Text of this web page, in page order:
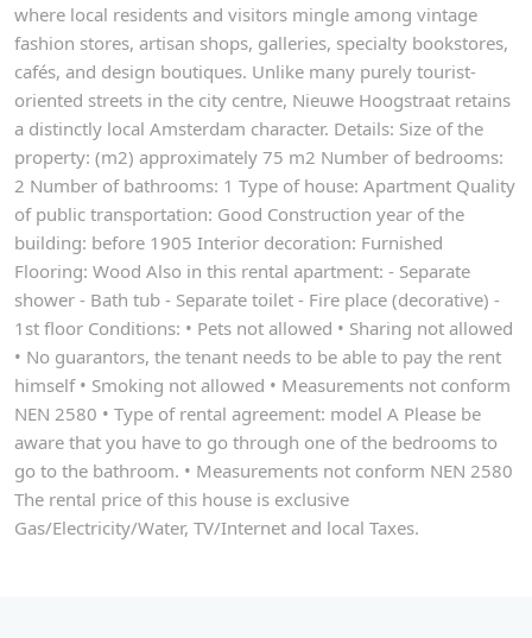
where local residents and visitors mingle among vintage
fashion stores, artisan shops, galleries, specialty bookstores,
cafés, and design boutiques. Unlike many purely tourist-
oriented streets in the city centre, Nieuwe Hoogstraat retains
a distinctly local Amsterdam character. Details: Size of the
property: (m2) approximately 75 m2 Number of bedrooms:
2 Number of bathrooms: 1 Type of house: Apartment Quality
of public transportation: Good Construction year of the
building: before 1905 Interior decoration: Furnished
Flooring: Wood Also in this rental apartment: - Separate
shower - Bath tub - Separate toilet - Fire place (decorative) -
1st floor Conditions: • Pets not allowed • Sharing not allowed
• No guarantors, the tenant needs to be able to pay the rent
himself • Smoking not allowed • Measurements not conform
NEN 2580 • Type of rental agreement: model A Please be
aware that you have to go through one of the bedrooms to
go to the bathroom. • Measurements not conform NEN 2580
The rental price of this house is exclusive
Gas/Electricity/Water, TV/Internet and local Taxes.